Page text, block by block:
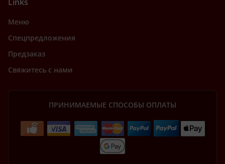
Меню
Спецпредложения
Предзаказ
Свяжитесь с нами
ПРИНИМАЕМЫЕ СПОСОБЫ ОПЛАТЫ